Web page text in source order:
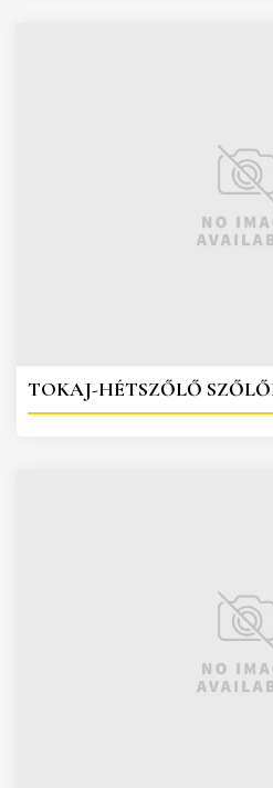
TOKAJ-HÉTSZŐLŐ